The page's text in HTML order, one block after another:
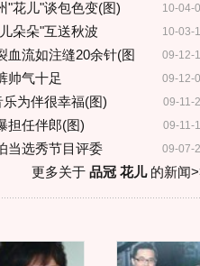
10-04-
"花儿"谈包色变(图)
10-03-
朵朵"互送秋波
09-12-
血流如注缝20余针(图
09-12-
帅气十足
09-11-
为伴很幸福(图)
09-11-
担任伴郎(图)
09-07-
当选秀节目评委
更多关于 品冠 花儿的新闻